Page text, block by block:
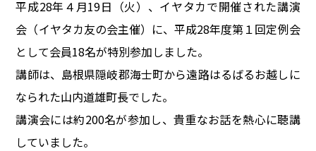
平成28年４月19日（火）、イヤタカで開催された講演
会（イヤタカ友の会主催）に、平成28年度第１回定例会
として会員18名が特別参加しました。
講師は、島根県隠岐郡海士町から遠路はるばるお越しに
なられた山内道雄町長でした。
講演会には約200名が参加し、貴重なお話を熱心に聴講
していました。